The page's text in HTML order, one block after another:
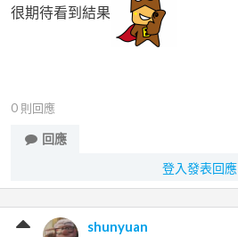
很期待看到結果
0 則回應
回應
登入發表回應
shunyuan